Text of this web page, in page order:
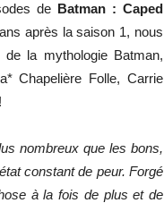
de Batman : Caped
après la saison 1, nous
la mythologie Batman,
Chapelière Folle, Carrie
nombreux que les bons,
constant de peur. Forgé
à la fois de plus et de